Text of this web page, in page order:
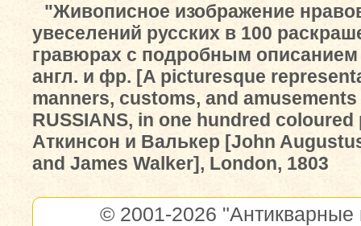
"Живописное изображение
увеселений русских в 100
гравюрах с подробным
англ. и фр. [A picturesque
manners, customs, and
RUSSIANS, in one hundred
Аткинсон и Валькер [John
and James Walker], London, 1803
© 2001-2026 "Антикварные